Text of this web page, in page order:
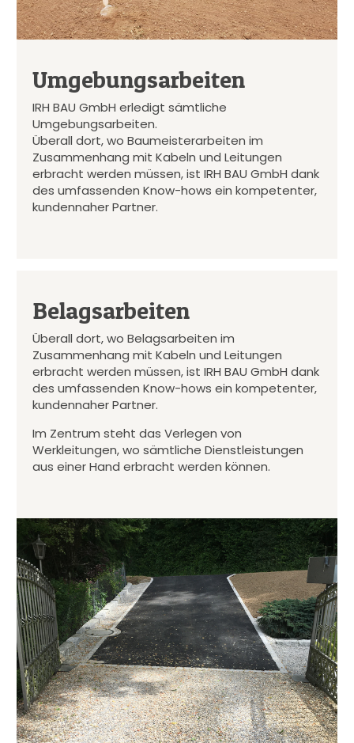
Umgebungsarbeiten
IRH BAU GmbH erledigt sämtliche
Umgebungsarbeiten.
Überall dort, wo Baumeisterarbeiten im
Zusammenhang mit Kabeln und Leitungen
erbracht werden müssen, ist IRH BAU GmbH dank
des umfassenden Know-hows ein kompetenter,
kundennaher Partner.
Belagsarbeiten
Überall dort, wo Belagsarbeiten im
Zusammenhang mit Kabeln und Leitungen
erbracht werden müssen, ist IRH BAU GmbH dank
des umfassenden Know-hows ein kompetenter,
kundennaher Partner.
Im Zentrum steht das Verlegen von
Werkleitungen, wo sämtliche Dienstleistungen
aus einer Hand erbracht werden können.